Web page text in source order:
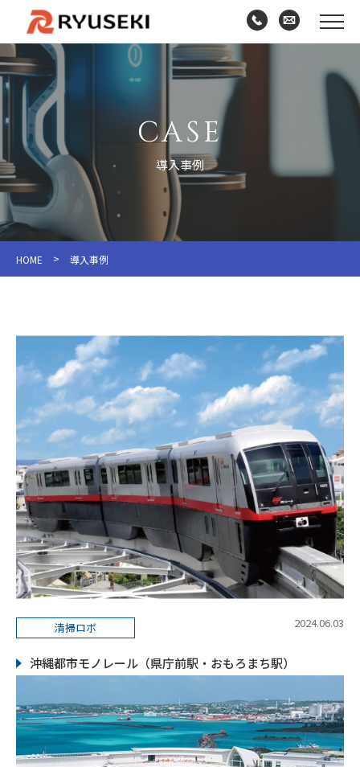
CASE
導入事例
HOME > 導入事例
清掃ロボ 2024.06.03
沖縄都市モノレール（県庁前駅・おもろまち駅）